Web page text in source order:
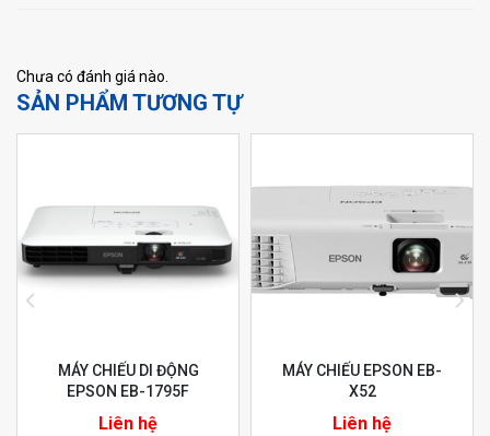
Chưa có đánh giá nào.
SẢN PHẨM TƯƠNG TỰ
MÁY CHIẾU DI ĐỘNG
EPSON EB-1795F
Liên hệ
MÁY CHIẾU EPSON EB-
X52
Liên hệ